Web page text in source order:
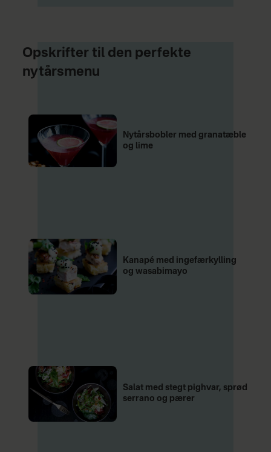
Opskrifter til den perfekte
nytårsmenu
Nytårsbobler med granatæble
og lime
Kanapé med ingefærkylling
og wasabimayo
Salat med stegt pighvar, sprød
serrano og pærer